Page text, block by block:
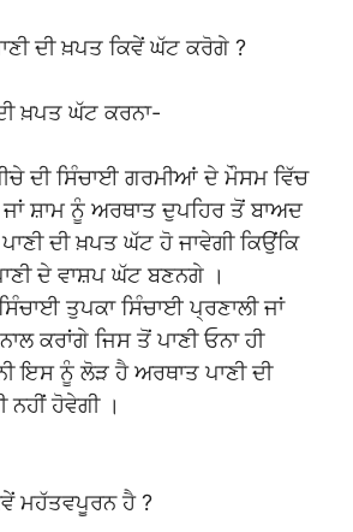
ਦੀ ਖ਼ਪਤ ਕਿਵੇਂ ਘੱਟ ਕਰੋਗੇ ?
ਖ਼ਪਤ ਘੱਟ ਕਰਨਾ-
ਦੀ ਸਿੰਚਾਈ ਗਰਮੀਆਂ ਦੇ ਮੌਸਮ ਵਿੱਚ
ਸ਼ਾਮ ਨੂੰ ਅਰਥਾਤ ਦੁਪਹਿਰ ਤੋਂ ਬਾਅਦ
ਦੀ ਖ਼ਪਤ ਘੱਟ ਹੋ ਜਾਵੇਗੀ ਕਿਉਂਕਿ
ਦੇ ਵਾਸ਼ਪ ਘੱਟ ਬਣਨਗੇ ।
ਤੁਪਕਾ ਸਿੰਚਾਈ ਪ੍ਰਣਾਲੀ ਜਾਂ
ਕਰਾਂਗੇ ਜਿਸ ਤੋਂ ਪਾਣੀ ਓਨਾ ਹੀ
ਇਸ ਨੂੰ ਲੋੜ ਹੈ ਅਰਥਾਤ ਪਾਣੀ ਦੀ
ਨਹੀਂ ਹੋਵੇਗੀ ।
ਮਹੱਤਵਪੂਰਨ ਹੈ ?